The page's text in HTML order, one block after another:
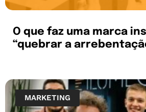
O que faz uma marca
“quebrar a
MARKETING